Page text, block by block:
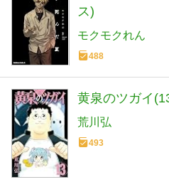
ス)
モクモクれん
488
黄泉のツガイ
荒川弘
493